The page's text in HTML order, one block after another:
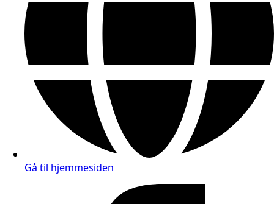
Gå til hjemmesiden